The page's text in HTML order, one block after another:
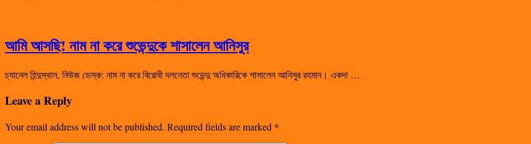
আমি আসছি! নাম না করে শুভেন্দুকে শাসালেন আনিসুর
চ্যানেল হিন্দুস্থান, নিউজ ডেস্ক: নাম না করে বিরোধী দলনেতা শুভেন্দু অধিকারিকে শাসালেন আনিসুর রহমান। একদা …
Leave a Reply
Your email address will not be published. Required fields are marked *